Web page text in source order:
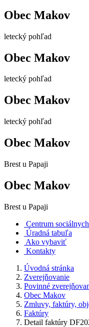
Obec Makov
letecký pohľad
Obec Makov
letecký pohľad
Obec Makov
letecký pohľad
Obec Makov
Brest u Papaji
Obec Makov
Brest u Papaji
Centrum
Úradná tabuľa
Ako vybaviť
Kontakty
Úvodná stránka
Zverejňovanie
Povinné
Obec Makov
Zmluvy, faktúry,
Faktúry
Detail faktúry